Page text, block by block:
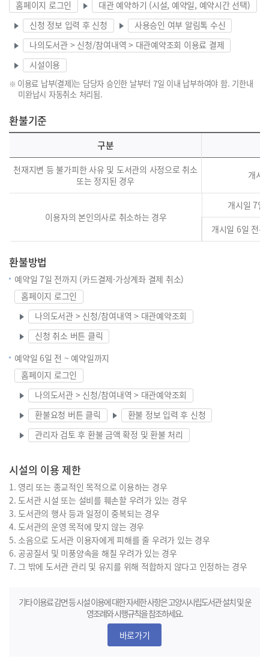
홈페이지 로그인
대관 예약하기 (시설, 예약일, 예약시간 선택)
신청 정보 입력 후 신청
사용승인 여부 알림톡 수신
나의도서관 > 신청/참여내역 > 대관예약조회 이용료 결제
시설이용
이용료 납부(결제)는 담당자 승인한 날부터 7일 이내 납부하여야 함. 기한내
미완납시 자동취소 처리됨.
환불기준
구분
천재지변 등 불가피한 사유 및 도서관의 사정으로 취소
또는 정지된 경우
개시
이용자의 본인의사로 취소하는 경우
개시일 7일
개시일 6일 전
환불방법
예약일 7일 전까지 (카드결제·가상계좌 결제 취소)
홈페이지 로그인
나의도서관 > 신청/참여내역 > 대관예약조회
신청 취소 버튼 클릭
예약일 6일 전 ~ 예약일까지
홈페이지 로그인
나의도서관 > 신청/참여내역 > 대관예약조회
환불요청 버튼 클릭
환불 정보 입력 후 신청
관리자 검토 후 환불 금액 확정 및 환불 처리
시설의 이용 제한
영리 또는 종교적인 목적으로 이용하는 경우
도서관 시설 또는 설비를 훼손할 우려가 있는 경우
도서관의 행사 등과 일정이 중복되는 경우
도서관의 운영 목적에 맞지 않는 경우
소음으로 도서관 이용자에게 피해를 줄 우려가 있는 경우
공공질서 및 미풍양속을 해칠 우려가 있는 경우
그 밖에 도서관 관리 및 유지를 위해 적합하지 않다고 인정하는 경우
기타 이용료 감면 등 시설 이용에 대한 자세한 사항은 고양시시립도서관 설치 및 운
영조례와 시행규칙을 참조하세요.
바로가기